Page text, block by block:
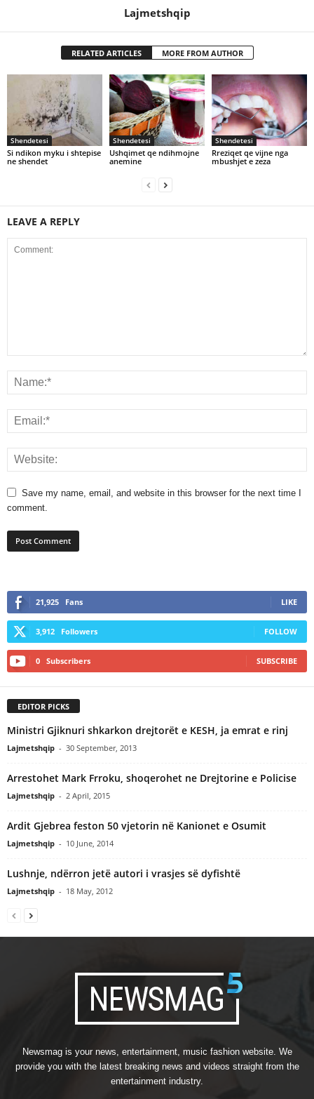
Lajmetshqip
RELATED ARTICLES MORE FROM AUTHOR
Shendetesi
Si ndikon myku i shtepise
ne shendet
Shendetesi
Ushqimet qe ndihmojne
anemine
Shendetesi
Rreziqet qe vijne nga
mbushjet e zeza
LEAVE A REPLY
Save my name, email, and website in this browser for the next time I
comment.
21,925 Fans LIKE
3,912 Followers FOLLOW
0 Subscribers SUBSCRIBE
EDITOR PICKS
Ministri Gjiknuri shkarkon drejtorët e KESH, ja emrat e rinj
Lajmetshqip - 30 September, 2013
Arrestohet Mark Frroku, shoqerohet ne Drejtorine e Policise
Lajmetshqip - 2 April, 2015
Ardit Gjebrea feston 50 vjetorin në Kanionet e Osumit
Lajmetshqip - 10 June, 2014
Lushnje, ndërron jetë autori i vrasjes së dyfishtë
Lajmetshqip - 18 May, 2012
Newsmag is your news, entertainment, music fashion website. We
provide you with the latest breaking news and videos straight from the
entertainment industry.